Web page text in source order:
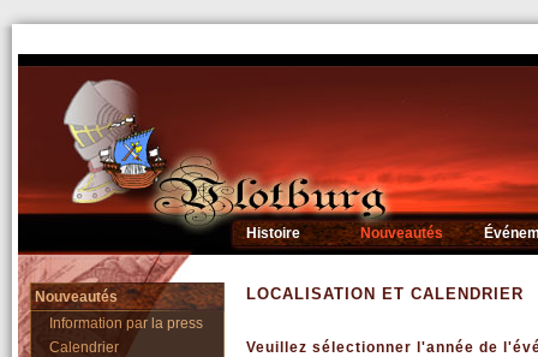
Histoire Nouveautés
Nouveautés
Information par la press
Calendrier
LOCALISATION ET CALENDRIER
Veuillez sélectionner l'année de